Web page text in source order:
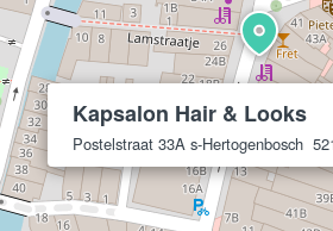
Kapsalon Hair & Looks
Postelstraat 33A s-Hertogenbosch